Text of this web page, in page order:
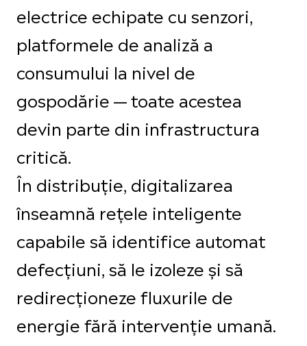
electrice echipate cu senzori,
platformele de analiză a
consumului la nivel de
gospodărie — toate acestea
devin parte din infrastructura
critică.
În distribuție, digitalizarea
înseamnă rețele inteligente
capabile să identifice automat
defecțiuni, să le izoleze și să
redirecționeze fluxurile de
energie fără intervenție umană.